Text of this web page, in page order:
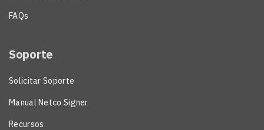
FAQs
Soporte
Solicitar Soporte
Manual Netco Signer
Recursos